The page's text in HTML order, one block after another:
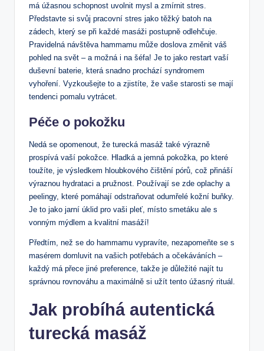
má úžasnou schopnost uvolnit mysl a⁤ zmírnit stres.
Představte si ⁣svůj pracovní⁤ stres​ jako těžký batoh⁤ na
‍zádech, který se⁤ při ⁣každé masáži postupně odlehčuje.
Pravidelná návštěva hammamu ​může doslova změnit váš
pohled na svět – a možná i⁤ na šéfa! Je ​to jako restart vaší
duševní baterie, ⁣která snadno prochází syndromem
vyhoření.‍ Vyzkoušejte to a zjistíte, že vaše starosti se mají
⁣tendenci pomalu vytrácet.
Péče o pokožku
Nedá se opomenout, že ⁣turecká masáž také​ výrazně⁣
prospívá vaší pokožce. ⁢Hladká⁤ a ⁤jemná pokožka, ⁢po které
toužíte, je výsledkem hloubkového čištění pórů, což přináší
‌výraznou hydrataci a pružnost. ⁢Používají se zde oplachy a
peelingy, ⁢které pomáhají ‍odstraňovat odumřelé kožní buňky.
Je to jako‍ jarní ‍úklid pro⁣ vaši⁣ pleť, ⁣místo smetáku ale s‌
vonným mýdlem a kvalitní masáží!
Předtím, ⁢než se ‌do ⁢hammamu vypravíte, ‌nezapomeňte se s
masérem domluvit ⁣na vašich potřebách⁤ a očekáváních –
každý má přece ‍jiné preference, takže ‌je důležité najít tu
správnou rovnováhu ‌a‍ maximálně si‍ užít tento úžasný rituál.
Jak⁢ probíhá autentická
turecká masáž